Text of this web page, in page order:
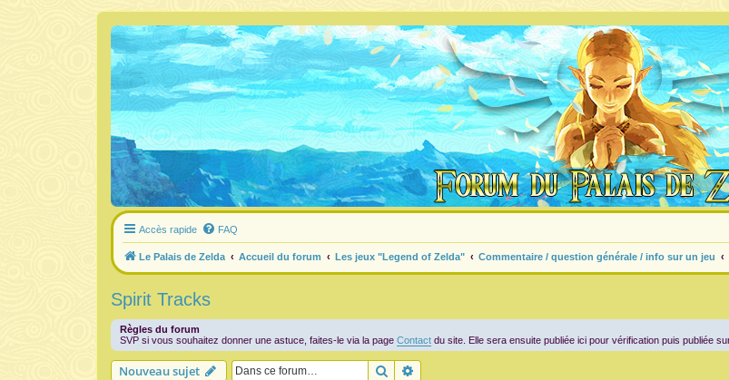
Accès rapide FAQ
Le Palais de Zelda Accueil du forum Les jeux "Legend of Zelda" Commentaire / question générale / info sur un jeu
Spirit Tracks
Règles du forum
SVP si vous souhaitez donner une astuce, faites-le via la page Contact du site. Elle sera ensuite publiée ici pour vérification puis publiée
Nouveau sujet Rechercher